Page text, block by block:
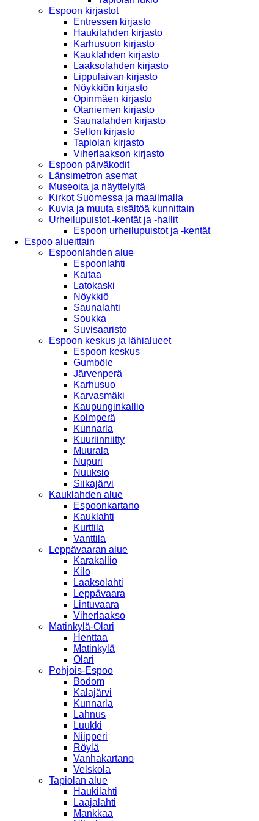
Espoon kirjastot
Entressen kirjasto
Haukilahden kirjasto
Karhusuon kirjasto
Kauklahden kirjasto
Laaksolahden kirjasto
Lippulaivan kirjasto
Nöykkiön kirjasto
Opinmäen kirjasto
Otaniemen kirjasto
Saunalahden kirjasto
Sellon kirjasto
Tapiolan kirjasto
Viherlaakson kirjasto
Espoon päiväkodit
Länsimetron asemat
Museoita ja näyttelyitä
Kirkot Suomessa ja maailmalla
Kuvia ja muuta sisältöä kunnittain
Urheilupuistot,-kentät ja -hallit
Espoon urheilupuistot ja -kentät
Espoo alueittain
Espoonlahden alue
Espoonlahti
Kaitaa
Latokaski
Nöykkiö
Saunalahti
Soukka
Suvisaaristo
Espoon keskus ja lähialueet
Espoon keskus
Gumböle
Järvenperä
Karhusuo
Karvasmäki
Kaupunginkallio
Kolmperä
Kunnarla
Kuuriinniitty
Muurala
Nupuri
Nuuksio
Siikajärvi
Kauklahden alue
Espoonkartano
Kauklahti
Kurttila
Vanttila
Leppävaaran alue
Karakallio
Kilo
Laaksolahti
Leppävaara
Lintuvaara
Viherlaakso
Matinkylä-Olari
Henttaa
Matinkylä
Olari
Pohjois-Espoo
Bodom
Kalajärvi
Kunnarla
Lahnus
Luukki
Niipperi
Röylä
Vanhakartano
Velskola
Tapiolan alue
Haukilahti
Laajalahti
Mankkaa